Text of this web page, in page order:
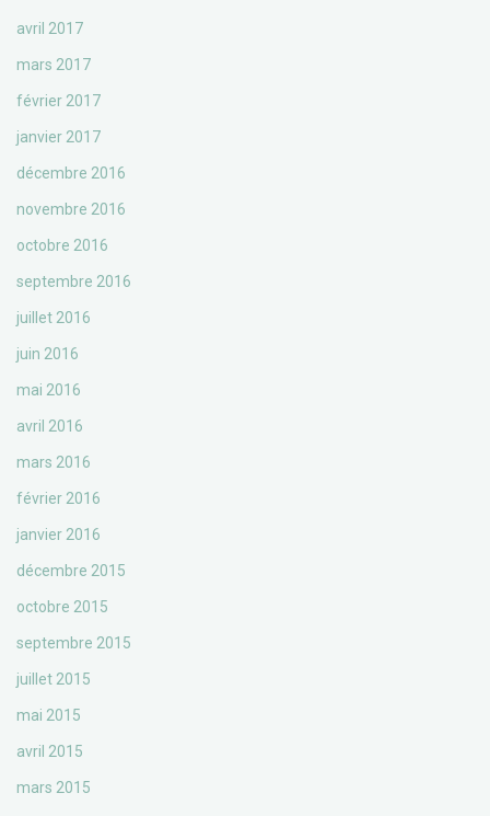
avril 2017
mars 2017
février 2017
janvier 2017
décembre 2016
novembre 2016
octobre 2016
septembre 2016
juillet 2016
juin 2016
mai 2016
avril 2016
mars 2016
février 2016
janvier 2016
décembre 2015
octobre 2015
septembre 2015
juillet 2015
mai 2015
avril 2015
mars 2015